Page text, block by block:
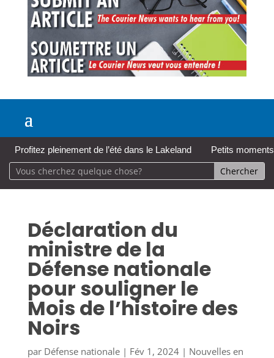
Profitez pleinement de l’été dans le Lakeland Petits
Déclaration du
ministre de la
Défense nationale
pour souligner le
Mois de l’histoire des
Noirs
par Défense nationale| Fév 1, 2024| Nouvelles en